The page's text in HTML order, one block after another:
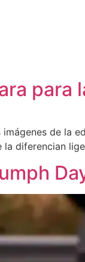
para
imágenes de la
diferencian